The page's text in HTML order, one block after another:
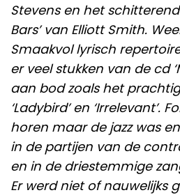
Stevens en het
Bars’ van Elliott Smith.
Smaakvol lyrisch
er veel stukken van de cd
aan bod zoals het
‘Ladybird’ en ‘Irrelevant’.
horen maar de jazz was
in de partijen van de
en in de driestemmige
Er werd niet of nauwelijks